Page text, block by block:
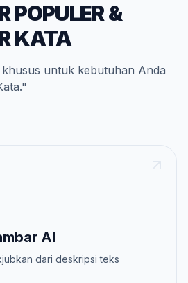
POPULER&
KATA
untuk kebutuhan Anda
."
AI
dari deskripsi teks